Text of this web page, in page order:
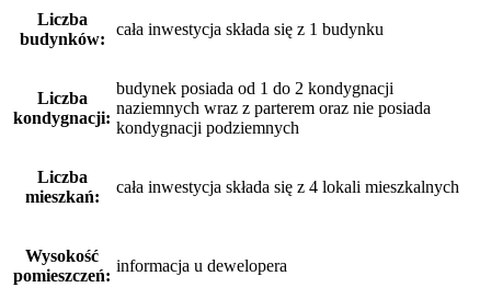
Liczba
budynków:
cała inwestycja składa się z 1 budynku
Liczba
kondygnacji:
budynek posiada od 1 do 2 kondygnacji
naziemnych wraz z parterem oraz nie posiada
kondygnacji podziemnych
Liczba
mieszkań:
cała inwestycja składa się z 4 lokali mieszkalnych
Wysokość
pomieszczeń:
informacja u dewelopera